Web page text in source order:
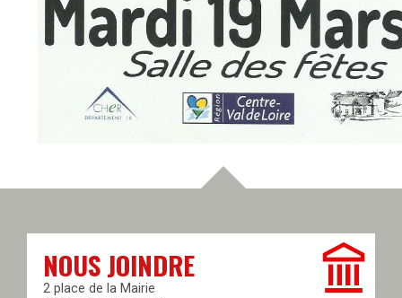
NOUS JOINDRE
2 place de la Mairie